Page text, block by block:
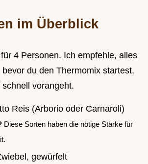
im Überblick
4 Personen. Ich empfehle, alles
du den Thermomix startest,
vorangeht.
Reis (Arborio oder Carnaroli)
Diese Sorten haben die nötige Stärke für
gewürfelt